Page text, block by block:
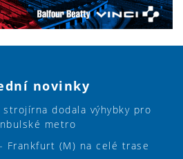
novinky
strojírna dodala výhybky pro
metro
Frankfurt (M) na celé trase